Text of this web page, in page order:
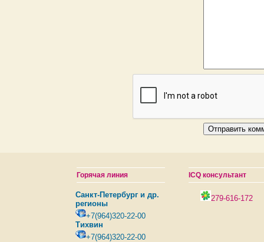
Горячая линия
Санкт-Петербург и др.
регионы
+7(964)320-22-00
Тихвин
+7(964)320-22-00
ICQ консультант
279-616-172